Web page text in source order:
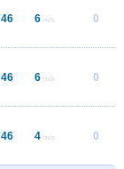
6 m/s 0
6 m/s 0
4 m/s 0